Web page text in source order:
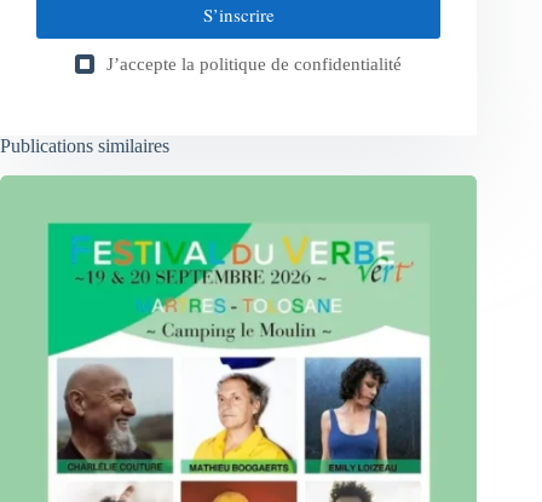
S’inscrire
J’accepte la politique de confidentialité
Publications similaires